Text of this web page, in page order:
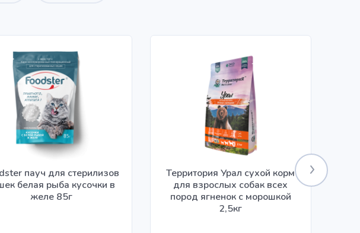
пауч для стерилизов
белая рыба кусочки в
желе 85г
Территория Урал сухой корм
для взрослых собак всех
пород ягненок с морошкой
2,5кг